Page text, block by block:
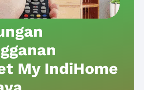
My IndiHome